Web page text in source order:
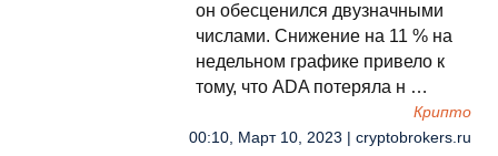
он обесценился двузначными
числами. Снижение на 11 % на
недельном графике привело к
тому, что ADA потеряла н …
Крипто
00:10, Март 10, 2023 | cryptobrokers.ru